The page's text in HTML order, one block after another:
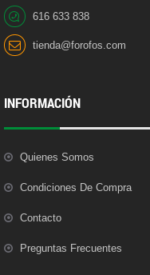
616 633 838
tienda@forofos.com
INFORMACIÓN
Quienes Somos
Condiciones De Compra
Contacto
Preguntas Frecuentes